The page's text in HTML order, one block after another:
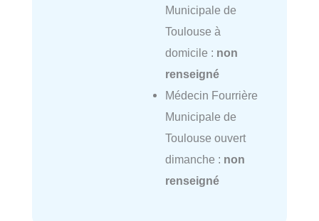
Municipale de
Toulouse à
domicile : non
renseigné
Médecin Fourrière
Municipale de
Toulouse ouvert
dimanche : non
renseigné